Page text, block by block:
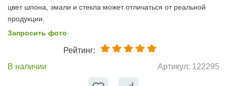
цвет шпона, эмали и стекла может отличаться от реальной
продукции.
Запросить фото
Рейтинг:
В наличии
Артикул: 122295